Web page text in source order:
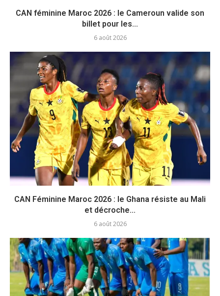
CAN féminine Maroc 2026 : le Cameroun valide son
billet pour les...
6 août 2026
CAN Féminine Maroc 2026 : le Ghana résiste au Mali
et décroche...
6 août 2026